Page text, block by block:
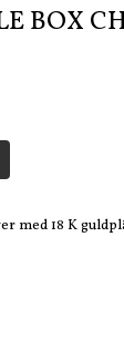
BOX
med 18 K